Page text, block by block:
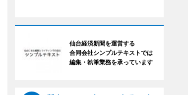
仙台経済新聞を運営する
合同会社シンプルテキストでは
編集・執筆業務を承っています